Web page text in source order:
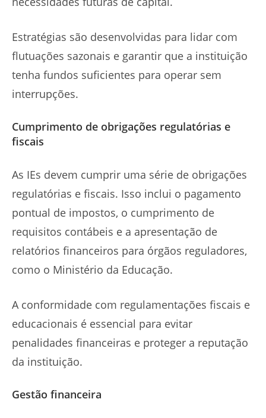
Estratégias são desenvolvidas para lidar com
flutuações sazonais e garantir que a instituição
tenha fundos suficientes para operar sem
interrupções.
Cumprimento de obrigações regulatórias e
fiscais
As IEs devem cumprir uma série de obrigações
regulatórias e fiscais. Isso inclui o pagamento
pontual de impostos, o cumprimento de
requisitos contábeis e a apresentação de
relatórios financeiros para órgãos reguladores,
como o Ministério da Educação.
A conformidade com regulamentações fiscais e
educacionais é essencial para evitar
penalidades financeiras e proteger a reputação
da instituição.
Gestão financeira